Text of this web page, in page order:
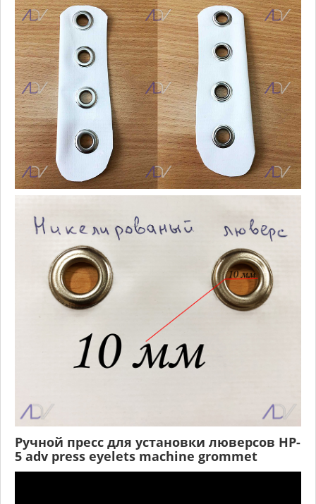
Ручной пресс для установки люверсов HP-
5 adv press eyelets machine grommet